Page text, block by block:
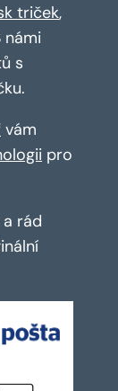
triček,
námi
s
vám
pro
rád